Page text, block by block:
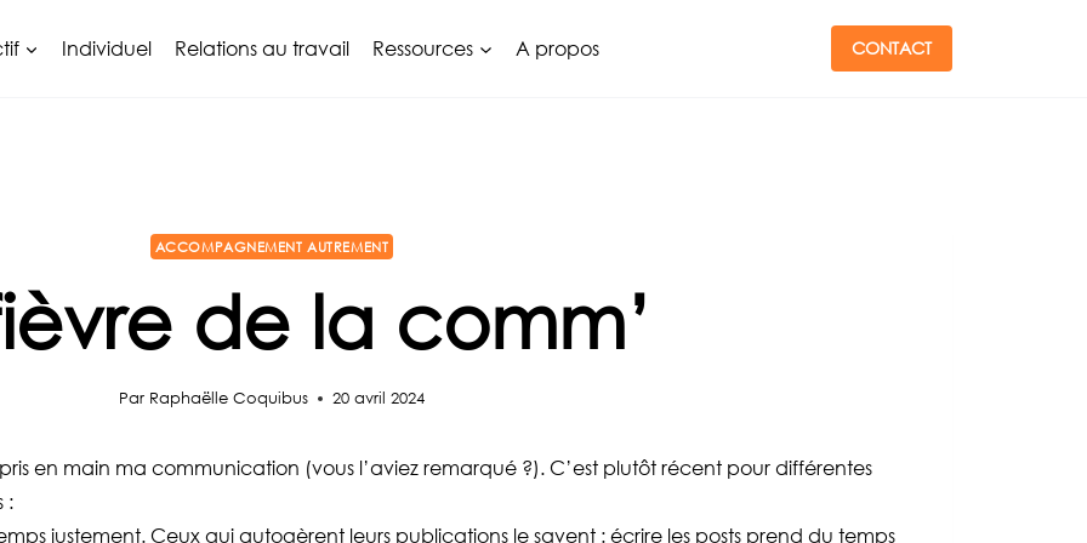
Individuel Relations au travail Ressources A propos CONTACT
ACCOMPAGNEMENT AUTREMENT
de la comm’
Par Raphaëlle Coquibus 20 avril 2024
en main ma communication (vous l’aviez remarqué ?). C’est plutôt récent pour différentes
:
justement. Ceux qui autogèrent leurs publications le savent : écrire les posts prend du temps